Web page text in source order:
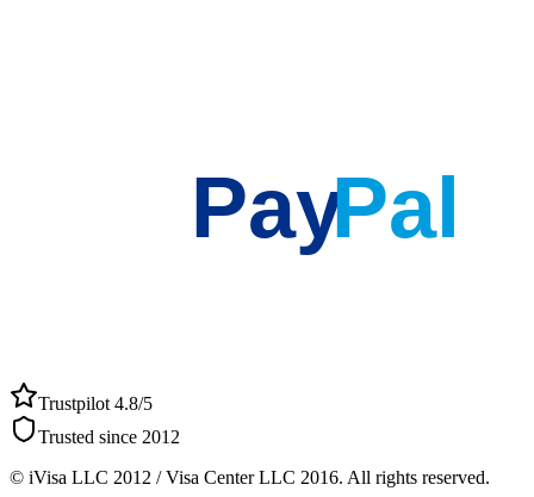
PayPal
Trustpilot 4.8/5
Trusted since 2012
© iVisa LLC 2012 / Visa Center LLC 2016. All rights reserved.